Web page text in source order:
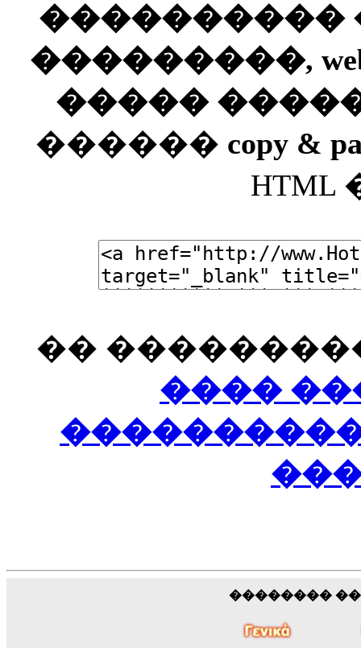
����������
���������,
�����
������ copy &
��
����
��������